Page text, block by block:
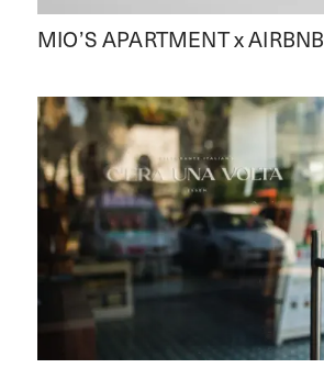
MIO’S APARTMENT x AIRBNB